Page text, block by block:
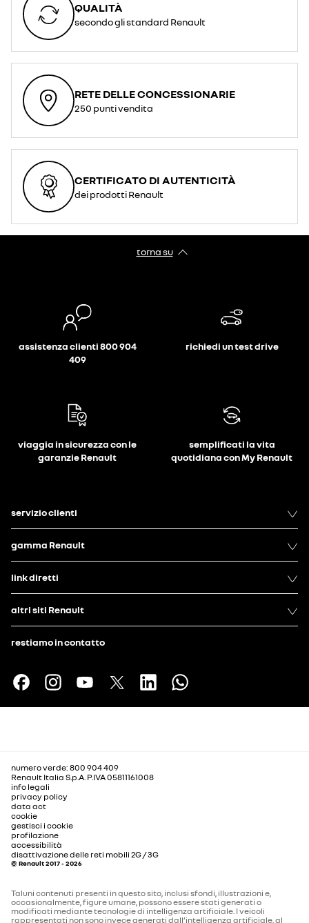
QUALITÀ
secondo gli standard Renault
RETE DELLE CONCESSIONARIE
250 punti vendita
CERTIFICATO DI AUTENTICITÀ
dei prodotti Renault
torna su
assistenza clienti 800 904
409
richiedi un test drive
viaggia in sicurezza con le
garanzie Renault
semplificati la vita
quotidiana con My Renault
servizio clienti
gamma Renault
link diretti
altri siti Renault
restiamo in contatto
numero verde: 800 904 409
Renault Italia S.p.A. P.IVA 05811161008
info legali
privacy policy
data act
cookie
gestisci i cookie
profilazione
accessibilità
disattivazione delle reti mobili 2G / 3G
© Renault 2017 - 2026
Taluni contenuti presenti in questo sito, inclusi sfondi, illustrazioni e,
occasionalmente, figure umane, possono essere stati generati o
modificati mediante tecnologie di intelligenza artificiale. I veicoli
rappresentati non sono invece generati dall’intelligenza artificiale, al